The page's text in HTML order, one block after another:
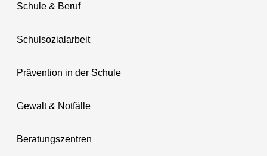
Schule & Beruf
Schulsozialarbeit
Prävention in der Schule
Gewalt & Notfälle
Beratungszentren